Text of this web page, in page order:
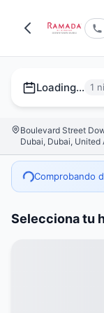
Loading... 1
Boulevard Street
Dubai, Dubai, United
Comprobando
Selecciona tu